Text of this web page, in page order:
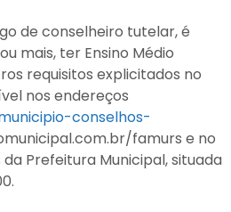
de conselheiro tutelar, é
mais, ter Ensino Médio
requisitos explicitados no
nos endereços
conselhos-
famurs e no
Prefeitura Municipal, situada